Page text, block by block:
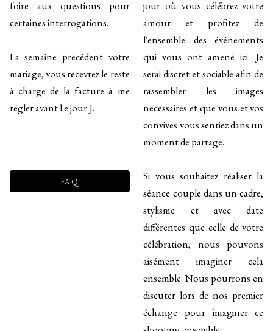
foire aux questions pour
certaines interrogations.
La semaine précédent votre
mariage, vous recevrez le reste
à charge de la facture à me
régler avant l e jour J.
FAQ
jour où vous célébrez votre
amour et profitez de
l'ensemble des événements
qui vous ont amené ici. Je
serai discret et sociable afin de
rassembler les images
nécessaires et que vous et vos
convives vous sentiez dans un
moment de partage.
Si vous souhaitez réaliser la
séance couple dans un cadre,
stylisme et avec date
différentes que celle de votre
célébration, nous pouvons
aisément imaginer cela
ensemble. Nous pourrons en
discuter lors de nos premier
échange pour imaginer ce